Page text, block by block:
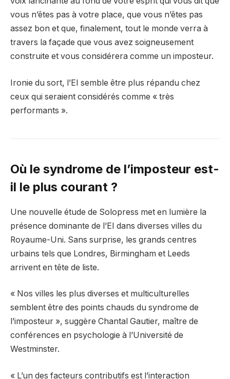
vous n’êtes pas à votre place, que vous n’êtes pas
assez bon et que, finalement, tout le monde verra à
travers la façade que vous avez soigneusement
construite et vous considérera comme un imposteur.
Ironie du sort, l’EI semble être plus répandu chez
ceux qui seraient considérés comme « très
performants ».
Où le syndrome de l’imposteur est-
il le plus courant ?
Une nouvelle étude de Solopress met en lumière la
présence dominante de l’EI dans diverses villes du
Royaume-Uni. Sans surprise, les grands centres
urbains tels que Londres, Birmingham et Leeds
arrivent en tête de liste.
« Nos villes les plus diverses et multiculturelles
semblent être des points chauds du syndrome de
l’imposteur », suggère Chantal Gautier, maître de
conférences en psychologie à l’Université de
Westminster.
« L’un des facteurs contributifs est l’interaction